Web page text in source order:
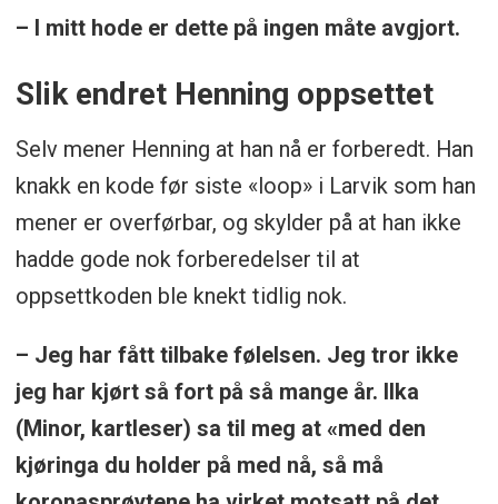
– I mitt hode er dette på ingen måte avgjort.
Slik endret Henning oppsettet
Selv mener Henning at han nå er forberedt. Han
knakk en kode før siste «loop» i Larvik som han
mener er overførbar, og skylder på at han ikke
hadde gode nok forberedelser til at
oppsettkoden ble knekt tidlig nok.
– Jeg har fått tilbake følelsen. Jeg tror ikke
jeg har kjørt så fort på så mange år. Ilka
(Minor, kartleser) sa til meg at «med den
kjøringa du holder på med nå, så må